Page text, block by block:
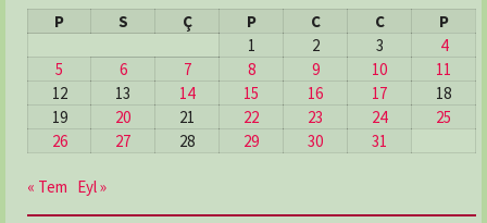
P
S Ç P C C
P
1
2 3
4
5
6 7 8 9 10
11
12
13 14 15 16 17
18
19
20 21 22 23 24
25
26
27 28 29 30 31
« Tem Eyl »